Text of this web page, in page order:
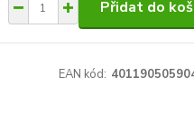
Přidat do
EAN kód: